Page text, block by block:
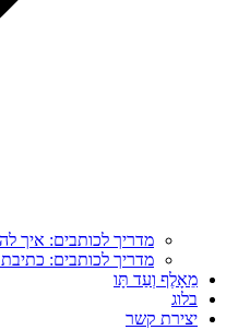
מדריך לכותבים: איך
מדריך לכותבים: כתיבת
מֵאָלֶף וְעַד תָּו
בלוג
יצירת קשר